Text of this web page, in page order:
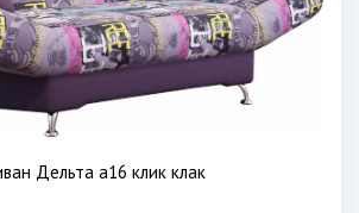
Дельта а16 клик клак